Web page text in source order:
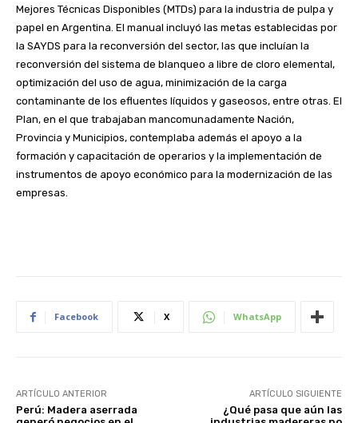
Mejores Técnicas Disponibles (MTDs) para la industria de pulpa y
papel en Argentina. El manual incluyó las metas establecidas por
la SAYDS para la reconversión del sector, las que incluían la
reconversión del sistema de blanqueo a libre de cloro elemental,
optimización del uso de agua, minimización de la carga
contaminante de los efluentes líquidos y gaseosos, entre otras. El
Plan, en el que trabajaban mancomunadamente Nación,
Provincia y Municipios, contemplaba además el apoyo a la
formación y capacitación de operarios y la implementación de
instrumentos de apoyo económico para la modernización de las
empresas.
Facebook X WhatsApp
ARTÍCULO ANTERIOR
Perú: Madera aserrada
ARTÍCULO SIGUIENTE
¿Qué pasa que aún las